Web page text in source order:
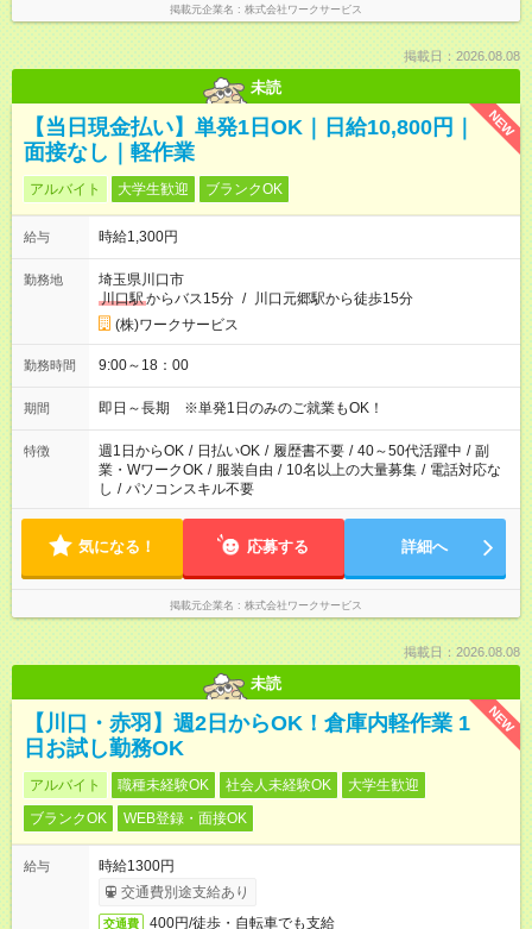
掲載元企業名 株式会社ワークサービス
掲載日：2026.08.08
未読
NEW
【当日現金払い】単発1日OK｜日給10,800円｜
面接なし｜軽作業
アルバイト 大学生歓迎 ブランクOK
給与 時給1,300円
勤務地
埼玉県川口市
川口駅からバス15分 / 川口元郷駅から徒歩15分
(株)ワークサービス
勤務時間 9:00～18：00
期間 即日～長期 ※単発1日のみのご就業もOK！
特徴 週1日からOK / 日払いOK / 履歴書不要 / 40～50代活躍中 / 副
業・WワークOK / 服装自由 / 10名以上の大量募集 / 電話対応な
し / パソコンスキル不要
気になる！ 応募する 詳細へ
掲載元企業名 株式会社ワークサービス
掲載日：2026.08.08
未読
NEW
【川口・赤羽】週2日からOK！倉庫内軽作業 1
日お試し勤務OK
アルバイト 職種未経験OK 社会人未経験OK
大学生歓迎
ブランクOK
WEB登録・面接OK
給与
時給1300円
交通費別途支給あり
交通費 400円/徒歩・自転車でも支給